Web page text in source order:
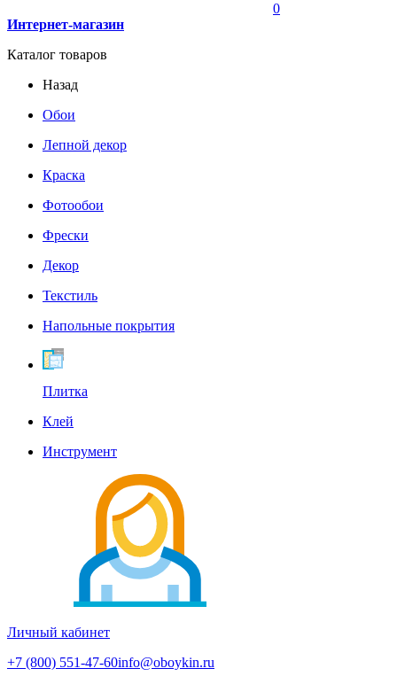
0
Интернет-магазин
Каталог товаров
Назад
Обои
Лепной декор
Краска
Фотообои
Фрески
Декор
Текстиль
Напольные покрытия
Плитка
Клей
Инструмент
Личный кабинет
+7 (800) 551-47-60info@oboykin.ru